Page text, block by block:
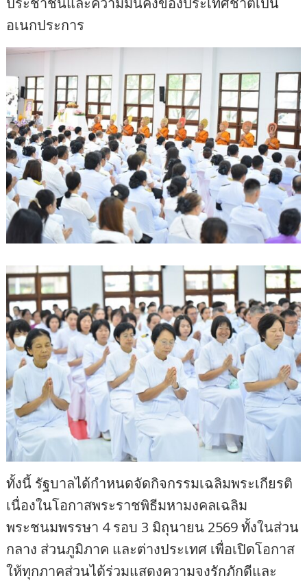
อเนกประการ
ทั้งนี้ รัฐบาลได้กำหนดจัดกิจกรรมเฉลิมพระเกียรติ
เนื่องในโอกาสพระราชพิธีมหามงคลเฉลิม
พระชนมพรรษา 4 รอบ 3 มิถุนายน 2569 ทั้งในส่วน
กลาง ส่วนภูมิภาค และต่างประเทศ เพื่อเปิดโอกาส
ให้ทุกภาคส่วนได้ร่วมแสดงความจงรักภักดีและ